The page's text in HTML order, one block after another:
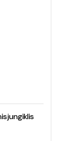
jungiklis